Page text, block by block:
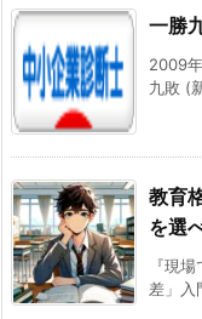
一勝
2009
九敗 (
教育
を選
『現
差」入